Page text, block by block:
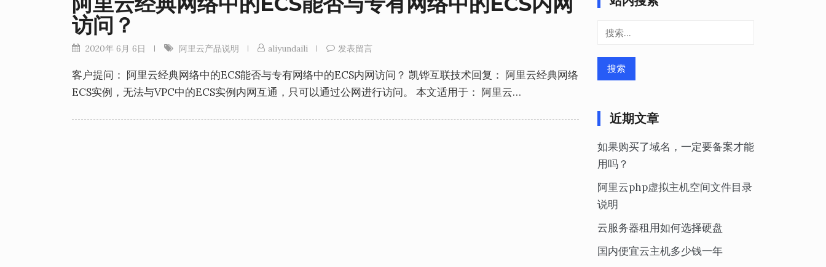
访问？
2020年 6月 6日 阿里云产品说明 aliyundaili 发表留言
客户提问： 阿里云经典网络中的ECS能否与专有网络中的ECS内网访问？ 凯铧互联技术回复： 阿里云经典网络
ECS实例，无法与VPC中的ECS实例内网互通，只可以通过公网进行访问。 本文适用于： 阿里云…
搜
近期文章
如果购买了域名，一定要备案才能
用吗？
阿里云php虚拟主机空间文件目录
说明
云服务器租用如何选择硬盘
国内便宜云主机多少钱一年